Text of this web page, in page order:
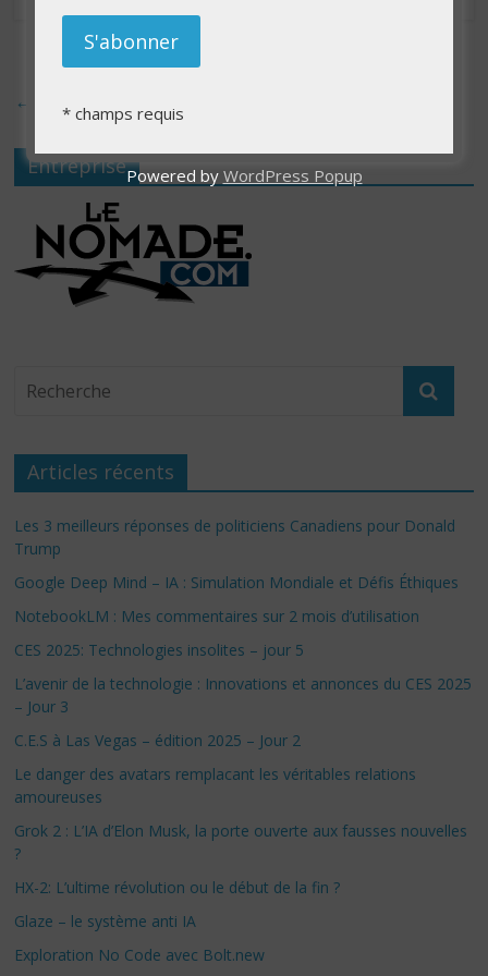
← Précédent
Entreprise
Articles récents
Les 3 meilleurs réponses de politiciens Canadiens pour Donald
Trump
Google Deep Mind – IA : Simulation Mondiale et Défis Éthiques
NotebookLM : Mes commentaires sur 2 mois d’utilisation
CES 2025: Technologies insolites – jour 5
L’avenir de la technologie : Innovations et annonces du CES 2025
– Jour 3
C.E.S à Las Vegas – édition 2025 – Jour 2
Le danger des avatars remplacant les véritables relations
amoureuses
Grok 2 : L’IA d’Elon Musk, la porte ouverte aux fausses nouvelles
?
HX-2: L’ultime révolution ou le début de la fin ?
Glaze – le système anti IA
Exploration No Code avec Bolt.new
* champs requis
Powered by WordPress Popup